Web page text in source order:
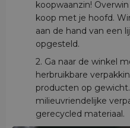
koopwaanzin!
koop met je hoofd.
aan de hand van een
opgesteld.
2. Ga naar de winkel
herbruikbare
producten op
milieuvriendelijke
gerecycled materiaal.